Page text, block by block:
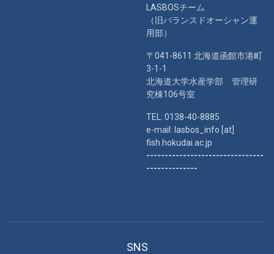
LASBOSチーム
（旧バランスドオーシャン運
用部）
〒041-8611 北海道函館市港町
3-1-1
北海道大学水産学部 管理研
究棟106号室
TEL: 0138-40-8885
e-mail: lasbos_info [at]
fish.hokudai.ac.jp
--------------------------------
--------------
SNS